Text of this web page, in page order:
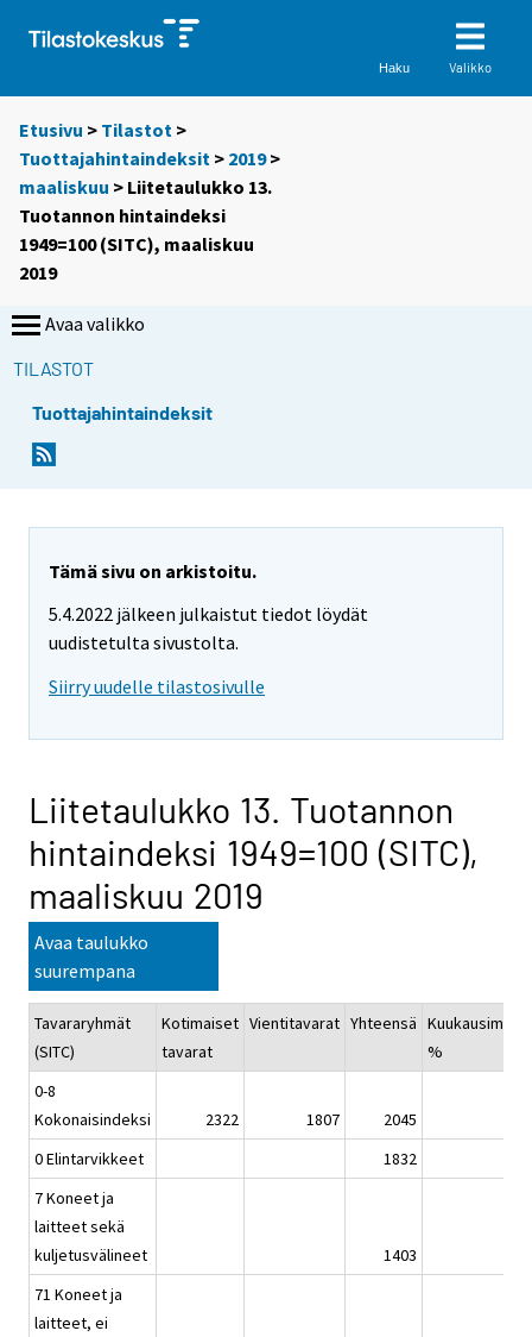
Haku Valikko
Etusivu > Tilastot >
Tuottajahintaindeksit > 2019>
maaliskuu > Liitetaulukko 13.
Tuotannon hintaindeksi
1949=100 (SITC), maaliskuu
2019
Avaa valikko
TILASTOT
Tuottajahintaindeksit
Tämä sivu on arkistoitu.
5.4.2022 jälkeen julkaistut tiedot löydät
uudistetulta sivustolta.
Siirry uudelle tilastosivulle
Liitetaulukko 13. Tuotannon
hintaindeksi 1949=100 (SITC),
maaliskuu 2019
Avaa taulukko
suurempana
Tavararyhmät
(SITC)
Kotimaiset
tavarat
Vientitavarat Yhteensä
%
0-8
Kokonaisindeksi
2322 1807 2045
0 Elintarvikkeet
1832
7 Koneet ja
laitteet sekä
kuljetusvälineet
1403
71 Koneet ja
laitteet, ei